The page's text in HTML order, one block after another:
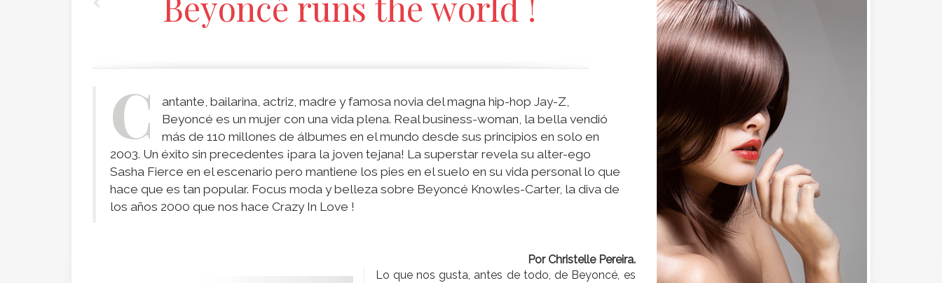
C
antante, bailarina, actriz, madre y famosa novia del magna hip-hop Jay-Z,
Beyoncé es un mujer con una vida plena. Real business-woman, la bella vendió
más de 110 millones de álbumes en el mundo desde sus principios en solo en
2003. Un éxito sin precedentes ¡para la joven tejana! La superstar revela su alter-ego
Sasha Fierce en el escenario pero mantiene los pies en el suelo en su vida personal lo que
hace que es tan popular. Focus moda y belleza sobre Beyoncé Knowles-Carter, la diva de
los años 2000 que nos hace Crazy In Love !
Por Christelle Pereira.
Lo que nos gusta, antes de todo, de Beyoncé, es